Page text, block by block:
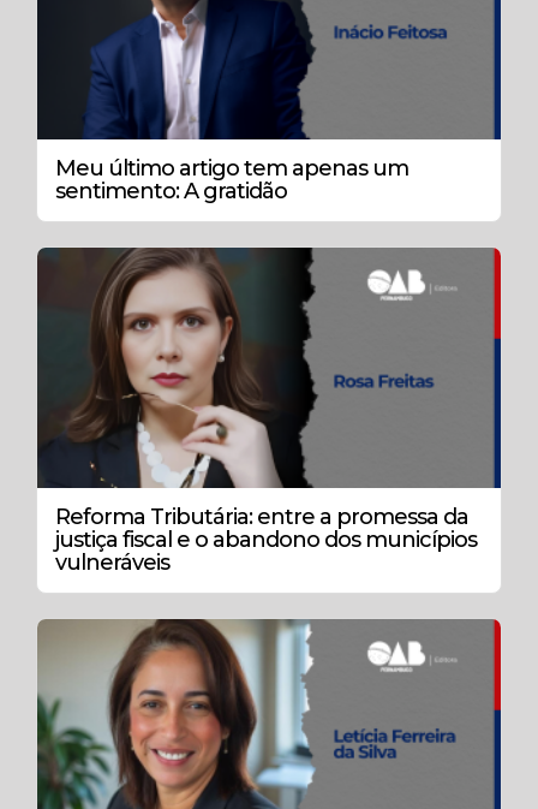
Meu último artigo tem apenas um
sentimento: A gratidão
Reforma Tributária: entre a promessa da
justiça fiscal e o abandono dos municípios
vulneráveis